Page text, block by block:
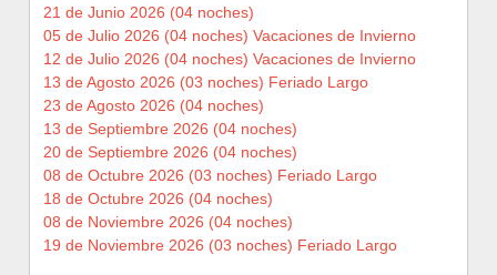
21 de Junio 2026 (04 noches)
05 de Julio 2026 (04 noches) Vacaciones de Invierno
12 de Julio 2026 (04 noches) Vacaciones de Invierno
13 de Agosto 2026 (03 noches) Feriado Largo
23 de Agosto 2026 (04 noches)
13 de Septiembre 2026 (04 noches)
20 de Septiembre 2026 (04 noches)
08 de Octubre 2026 (03 noches) Feriado Largo
18 de Octubre 2026 (04 noches)
08 de Noviembre 2026 (04 noches)
19 de Noviembre 2026 (03 noches) Feriado Largo